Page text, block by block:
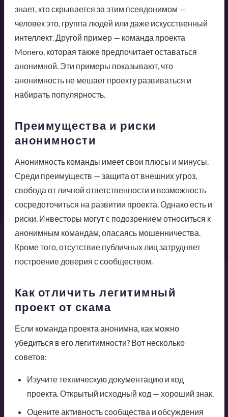
знает, кто скрывается за этим псевдонимом —
человек это, группа людей или даже искусственный
интеллект. Другой пример — команда проекта
Monero, которая также предпочитает оставаться
анонимной. Эти примеры показывают, что
анонимность не мешает проекту развиваться и
набирать популярность.
Преимущества и риски
анонимности
Анонимность команды имеет свои плюсы и минусы.
Среди преимуществ — защита от внешних угроз,
свобода от личной ответственности и возможность
сосредоточиться на развитии проекта. Однако есть и
риски. Инвесторы могут с подозрением относиться к
анонимным командам, опасаясь мошенничества.
Кроме того, отсутствие публичных лиц затрудняет
построение доверия с сообществом.
Как отличить легитимный
проект от скама
Если команда проекта анонимна, как можно
убедиться в его легитимности? Вот несколько
советов:
Изучите техническую документацию и код
проекта. Открытый исходный код — хороший знак.
Оцените активность сообщества и обсуждения